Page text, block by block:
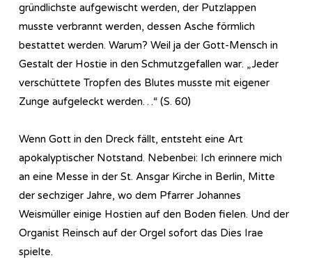
gründlichste aufgewischt werden, der Putzlappen
musste verbrannt werden, dessen Asche förmlich
bestattet werden. Warum? Weil ja der Gott-Mensch in
Gestalt der Hostie in den Schmutzgefallen war. „Jeder
verschüttete Tropfen des Blutes musste mit eigener
Zunge aufgeleckt werden…“ (S. 60)
Wenn Gott in den Dreck fällt, entsteht eine Art
apokalyptischer Notstand. Nebenbei: Ich erinnere mich
an eine Messe in der St. Ansgar Kirche in Berlin, Mitte
der sechziger Jahre, wo dem Pfarrer Johannes
Weismüller einige Hostien auf den Boden fielen. Und der
Organist Reinsch auf der Orgel sofort das Dies Irae
spielte.